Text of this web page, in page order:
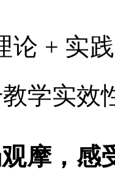
论 + 实
学实效
摩，感